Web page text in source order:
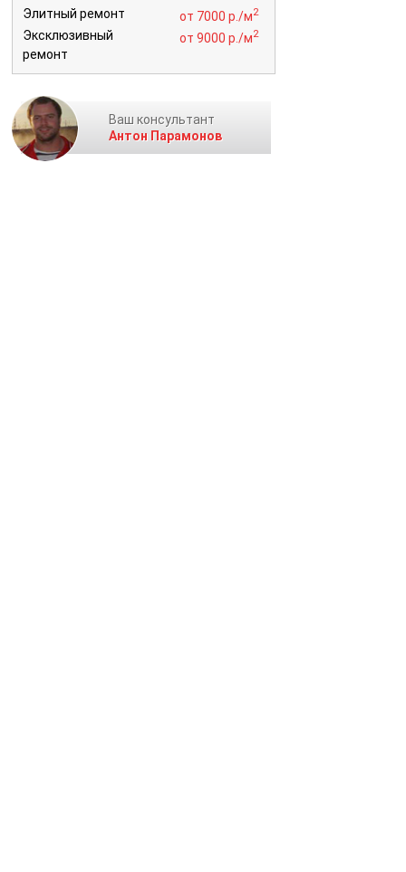
Элитный ремонт от 7000 р./м2
Эксклюзивный
ремонт
от 9000 р./м2
Ваш консультант
Антон Парамонов